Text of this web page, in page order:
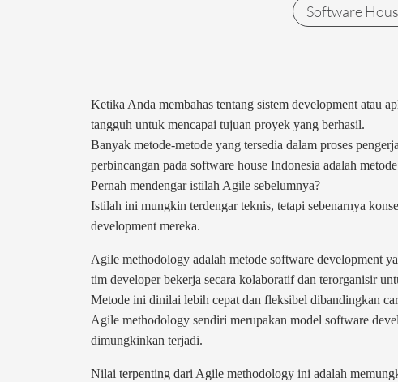
Software
Ketika Anda membahas tentang sistem development atau
tangguh untuk mencapai tujuan proyek yang berhasil.
Banyak metode-metode yang tersedia dalam proses
perbincangan pada software house Indonesia adalah
Pernah mendengar istilah Agile sebelumnya?
Istilah ini mungkin terdengar teknis, tetapi sebenarnya
development mereka.
Agile methodology adalah metode software development
tim developer bekerja secara kolaboratif dan terorganisir
Metode ini dinilai lebih cepat dan fleksibel dibandingkan
Agile methodology sendiri merupakan model software
dimungkinkan terjadi.
Nilai terpenting dari Agile methodology ini adalah